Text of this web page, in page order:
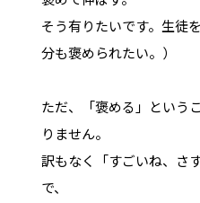
そう有りたいです。生徒
分も褒められたい。）
ただ、「褒める」という
りません。
訳もなく「すごいね、さ
で、